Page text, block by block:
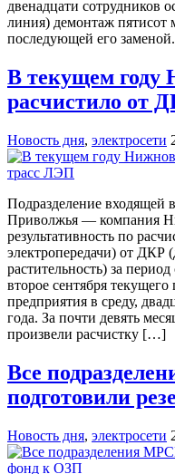
двенадцати сотрудников
линия) демонтаж пятисот
последующей его
В текущем году
расчистило от
Новость дня, электросети
Подразделение
Приволжья — компания
результативность по
электропередачи) от ДКР
растительность) за
второе сентября
предприятия в среду,
года. За почти девять
произвели расчистку […]
Все
подготовили
Новость дня, электросети